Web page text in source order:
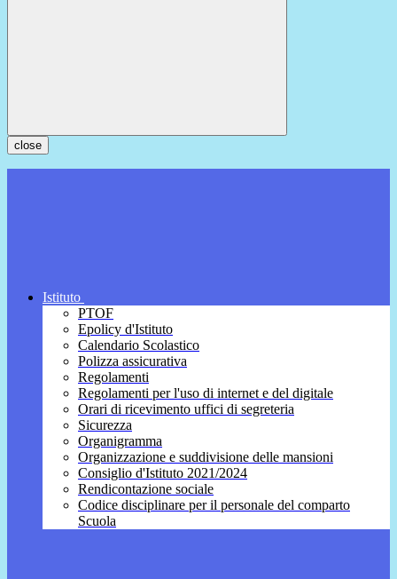
close
Istituto
PTOF
Epolicy d'Istituto
Calendario Scolastico
Polizza assicurativa
Regolamenti
Regolamenti per l'uso di internet e del digitale
Orari di ricevimento uffici di segreteria
Sicurezza
Organigramma
Organizzazione e suddivisione delle mansioni
Consiglio d'Istituto 2021/2024
Rendicontazione sociale
Codice disciplinare per il personale del comparto
Scuola